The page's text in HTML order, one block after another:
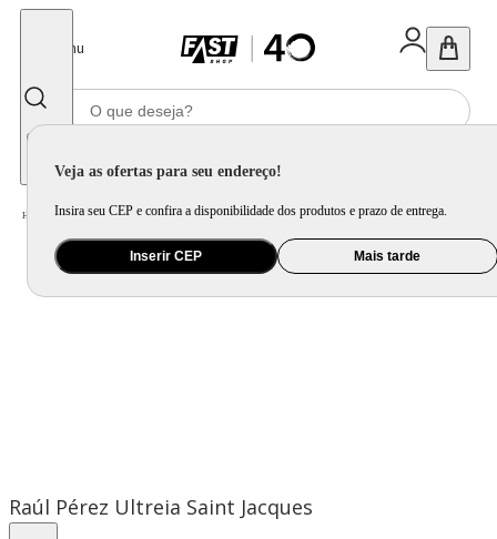
Menu
Veja as ofertas para seu endereço!
Insira seu CEP e confira a disponibilidade dos produtos e prazo de entrega.
Inserir CEP Mais tarde
Home Mercado / Bebida Vinho
Raúl Pérez Ultreia Saint Jacques